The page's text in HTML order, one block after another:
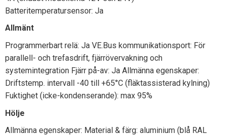
Batteritemperatursensor: Ja
Allmänt
Programmerbart relä: Ja VE.Bus kommunikationsport: För
parallell- och trefasdrift, fjärrövervakning och
systemintegration Fjärr på-av: Ja Allmänna egenskaper:
Driftstemp. intervall -40 till +65°C (fläktassisterad kylning)
Fuktighet (icke-kondenserande): max 95%
Hölje
Allmänna egenskaper: Material & färg: aluminium (blå RAL